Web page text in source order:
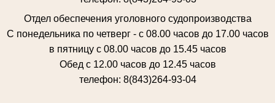
Отдел обеспечения уголовного судопроизводства
С понедельника по четверг - с 08.00 часов до 17.00 часов
в пятницу с 08.00 часов до 15.45 часов
Обед с 12.00 часов до 12.45 часов
телефон: 8(843)264-93-04